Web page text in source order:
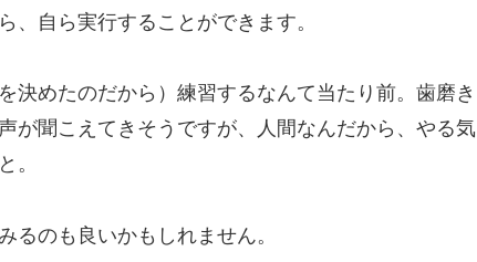
、自ら実行することができます。
決めたのだから）練習するなんて当たり前。歯磨き
が聞こえてきそうですが、人間なんだから、やる気
。
るのも良いかもしれません。